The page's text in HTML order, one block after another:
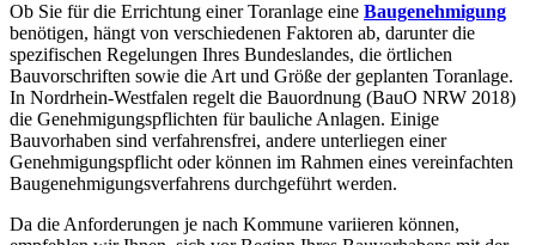
Ob Sie für die Errichtung einer Toranlage eine Baugenehmigung
benötigen, hängt von verschiedenen Faktoren ab, darunter die
spezifischen Regelungen Ihres Bundeslandes, die örtlichen
Bauvorschriften sowie die Art und Größe der geplanten Toranlage.
In Nordrhein-Westfalen regelt die Bauordnung (BauO NRW 2018)
die Genehmigungspflichten für bauliche Anlagen. Einige
Bauvorhaben sind verfahrensfrei, andere unterliegen einer
Genehmigungspflicht oder können im Rahmen eines vereinfachten
Baugenehmigungsverfahrens durchgeführt werden.
Da die Anforderungen je nach Kommune variieren können,